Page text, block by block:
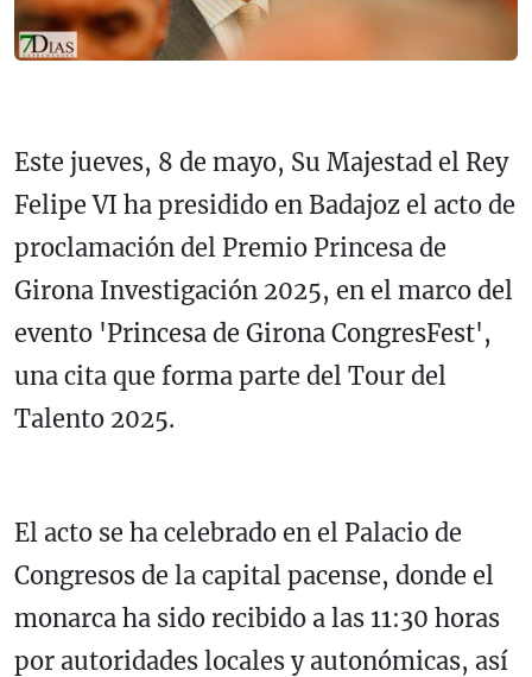
Este jueves, 8 de mayo, Su Majestad el Rey
Felipe VI ha presidido en Badajoz el acto de
proclamación del Premio Princesa de
Girona Investigación 2025, en el marco del
evento 'Princesa de Girona CongresFest',
una cita que forma parte del Tour del
Talento 2025.
El acto se ha celebrado en el Palacio de
Congresos de la capital pacense, donde el
monarca ha sido recibido a las 11:30 horas
por autoridades locales y autonómicas, así